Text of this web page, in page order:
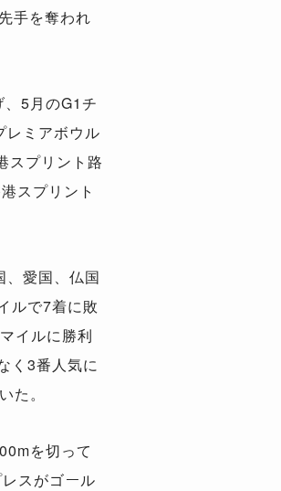
手を奪われ
5月のG1チ
レミアボウル
スプリント路
スプリント
愛国、仏国
ルで7着に敗
イルに勝利
く3番人気に
た。
を切って
スがゴール